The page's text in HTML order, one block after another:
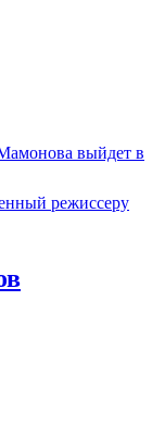
выйдет в
режиссеру